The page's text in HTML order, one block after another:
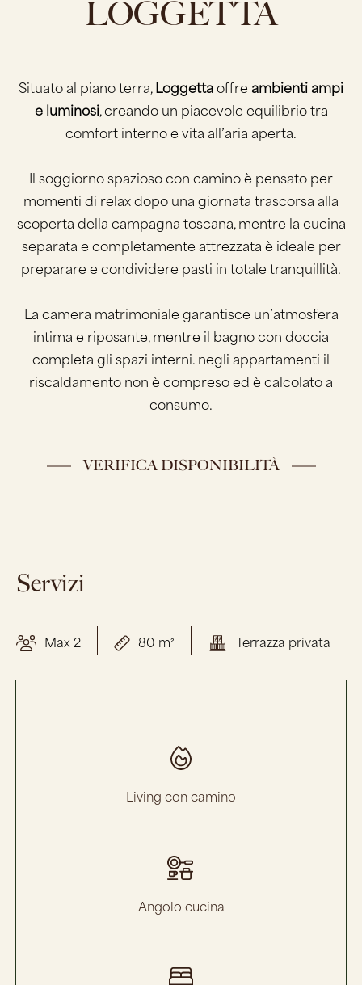
LOGGETTA
Situato al piano terra,Loggettaoffre ambienti ampi
e luminosi, creando un piacevole equilibrio tra
comfort interno e vita all’aria aperta.
Il soggiorno spazioso con camino è pensato per
momenti di relax dopo una giornata trascorsa alla
scoperta della campagna toscana, mentre la cucina
separata e completamente attrezzata è ideale per
preparare e condividere pasti in totale tranquillità.
La camera matrimoniale garantisce un’atmosfera
intima e riposante, mentre il bagno con doccia
completa gli spazi interni. negli appartamenti il
riscaldamento non è compreso ed è calcolato a
consumo.
VERIFICA DISPONIBILITÀ
Servizi
Max 2 80 m² Terrazza privata
Living con camino
Angolo cucina